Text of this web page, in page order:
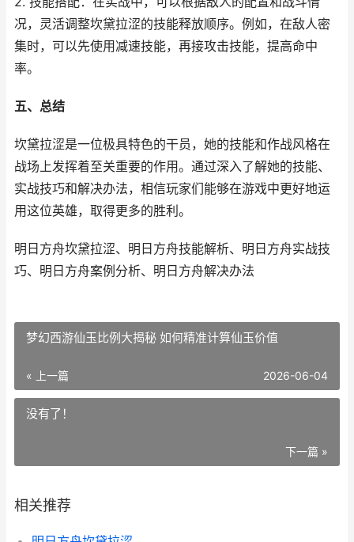
况，灵活调整坎黛拉涩的技能释放顺序。例如，在敌人密
集时，可以先使用减速技能，再接攻击技能，提高命中
率。
五、总结
坎黛拉涩是一位极具特色的干员，她的技能和作战风格在
战场上发挥着至关重要的作用。通过深入了解她的技能、
实战技巧和解决办法，相信玩家们能够在游戏中更好地运
用这位英雄，取得更多的胜利。
明日方舟坎黛拉涩、明日方舟技能解析、明日方舟实战技
巧、明日方舟案例分析、明日方舟解决办法
梦幻西游仙玉比例大揭秘 如何精准计算仙玉价值
« 上一篇 2026-06-04
没有了！
下一篇 »
相关推荐